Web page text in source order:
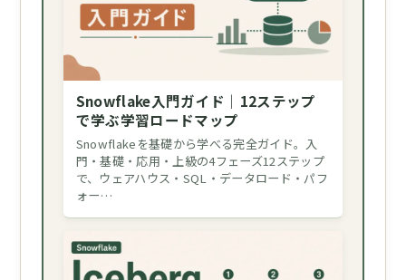
Snowflake入門ガイド｜12ステップ
で学ぶ学習ロードマップ
Snowflakeを基礎から学べる完全ガイド。入
門・基礎・応用・上級の4フェーズ12ステップ
で、ウェアハウス・SQL・データロード・パフ
ォー…